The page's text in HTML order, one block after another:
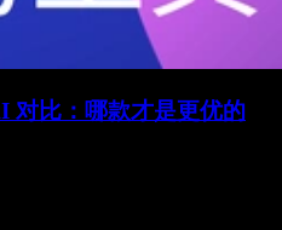
对比：哪款才是更优的